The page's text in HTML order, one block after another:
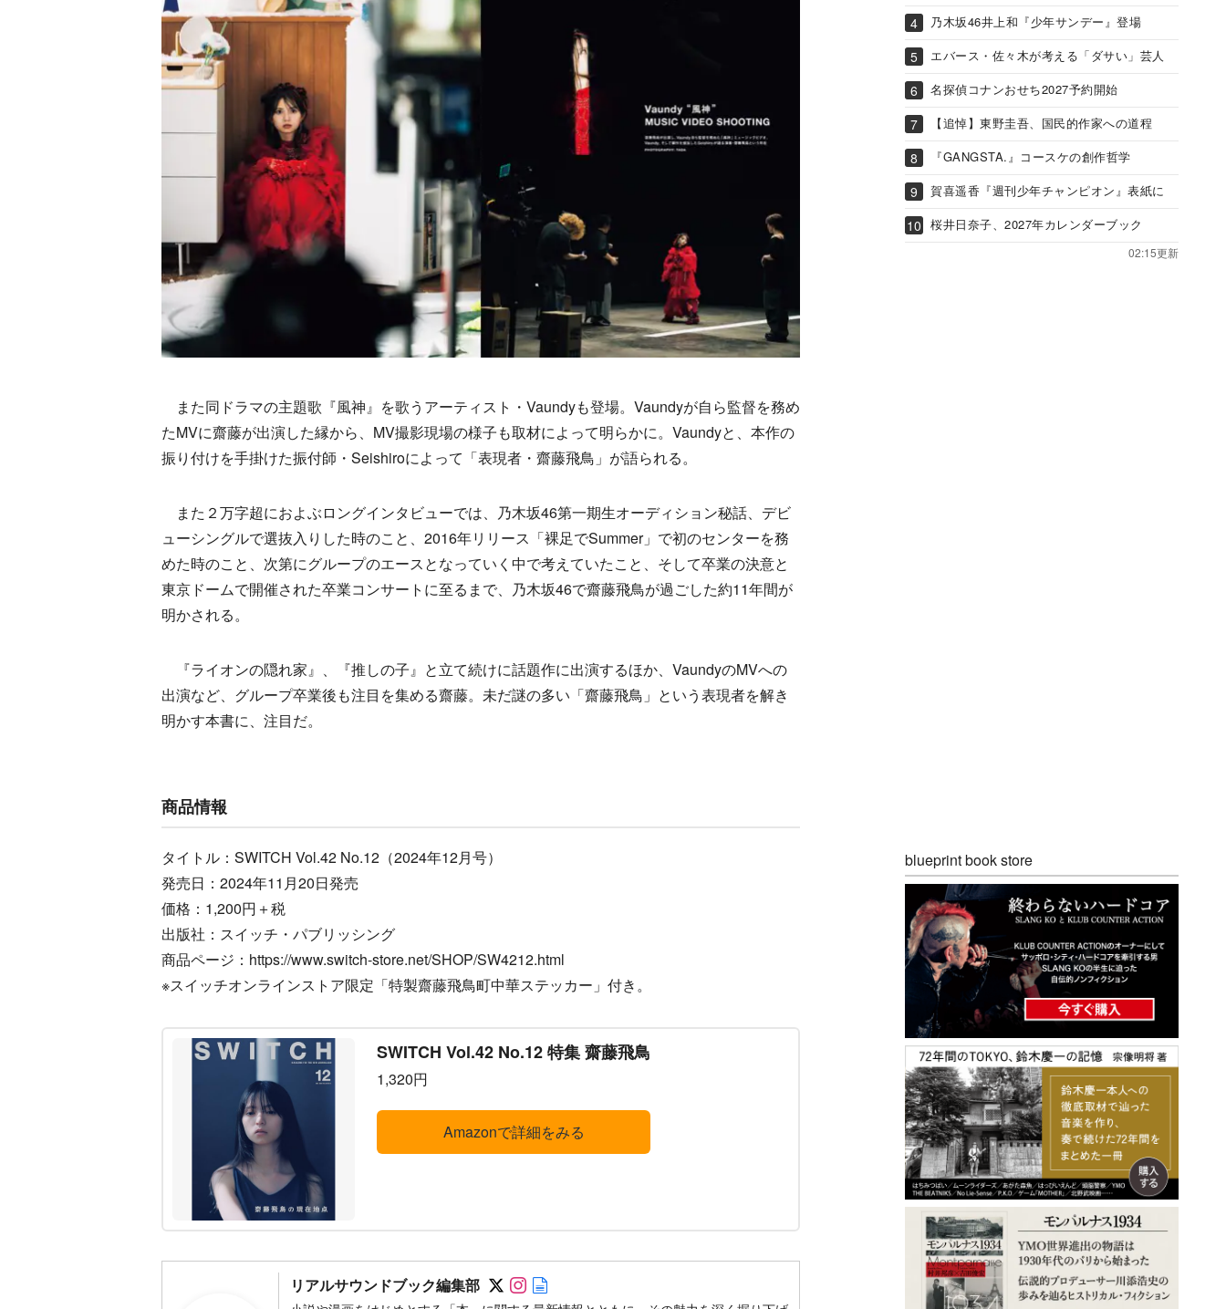
また同ドラマの主題歌『風神』を歌うアーティスト・Vaundyも登場。Vaundyが自ら監督を務め
たMVに齋藤が出演した縁から、MV撮影現場の様子も取材によって明らかに。Vaundyと、本作の
振り付けを手掛けた振付師・Seishiroによって「表現者・齋藤飛鳥」が語られる。
また２万字超におよぶロングインタビューでは、乃木坂46第一期生オーディション秘話、デビ
ューシングルで選抜入りした時のこと、2016年リリース「裸足でSummer」で初のセンターを務
めた時のこと、次第にグループのエースとなっていく中で考えていたこと、そして卒業の決意と
東京ドームで開催された卒業コンサートに至るまで、乃木坂46で齋藤飛鳥が過ごした約11年間が
明かされる。
『ライオンの隠れ家』、『推しの子』と立て続けに話題作に出演するほか、VaundyのMVへの
出演など、グループ卒業後も注目を集める齋藤。未だ謎の多い「齋藤飛鳥」という表現者を解き
明かす本書に、注目だ。
商品情報
タイトル：SWITCH Vol.42 No.12（2024年12月号）
発売日：2024年11月20日発売
価格：1,200円＋税
出版社：スイッチ・パブリッシング
商品ページ：https://www.switch-store.net/SHOP/SW4212.html
※スイッチオンラインストア限定「特製齋藤飛鳥町中華ステッカー」付き。
SWITCH Vol.42 No.12 特集 齋藤飛鳥
1,320円
Amazonで詳細をみる
リアルサウンドブック編集部 Follow on SNS
Follow on SNS
乃木坂46井上和『少年サンデー』登場
エバース・佐々木が考える「ダサい」芸人
名探偵コナンおせち2027予約開始
【追悼】東野圭吾、国民的作家への道程
『GANGSTA.』コースケの創作哲学
賀喜遥香『週刊少年チャンピオン』表紙に
桜井日奈子、2027年カレンダーブック
02:15更新
blueprint book store